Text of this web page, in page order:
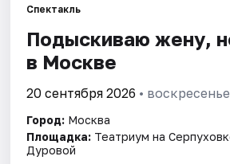
Спектакль
Подыскиваю жену,
в Москве
20 сентября 2026 •
Город: Москва
Площадка: Театриум на
Дуровой